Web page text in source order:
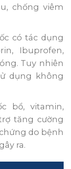
chống viêm
có tác dụng
Ibuprofen,
Tuy nhiên
dụng không
bổ, vitamin,
tăng cường
do bệnh
ra.